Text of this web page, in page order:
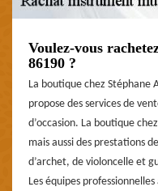
Voulez-vous
86190 ?
La boutique chez Stéphane
propose des services de
d’occasion. La boutique
mais aussi des prestations
d’archet, de violoncelle et
Les équipes